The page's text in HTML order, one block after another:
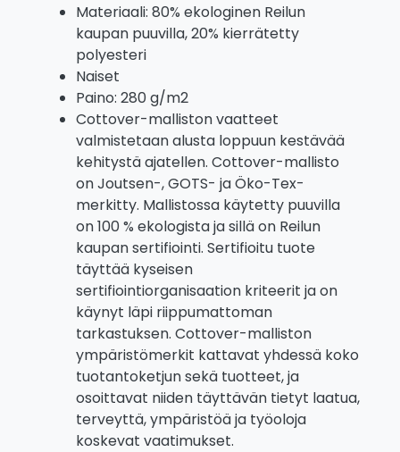
Materiaali: 80% ekologinen Reilun
kaupan puuvilla, 20% kierrätetty
polyesteri
Naiset
Paino: 280 g/m2
Cottover-malliston vaatteet
valmistetaan alusta loppuun kestävää
kehitystä ajatellen. Cottover-mallisto
on Joutsen-, GOTS- ja Öko-Tex-
merkitty. Mallistossa käytetty puuvilla
on 100 % ekologista ja sillä on Reilun
kaupan sertifiointi. Sertifioitu tuote
täyttää kyseisen
sertifiointiorganisaation kriteerit ja on
käynyt läpi riippumattoman
tarkastuksen. Cottover-malliston
ympäristömerkit kattavat yhdessä koko
tuotantoketjun sekä tuotteet, ja
osoittavat niiden täyttävän tietyt laatua,
terveyttä, ympäristöä ja työoloja
koskevat vaatimukset.